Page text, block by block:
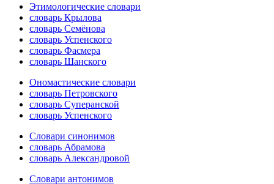
Этимологические словари
словарь Крылова
словарь Семёнова
словарь Успенского
словарь Фасмера
словарь Шанского
Ономастические словари
словарь Петровского
словарь Суперанской
словарь Успенского
Словари синонимов
словарь Абрамова
словарь Александровой
Словари антонимов